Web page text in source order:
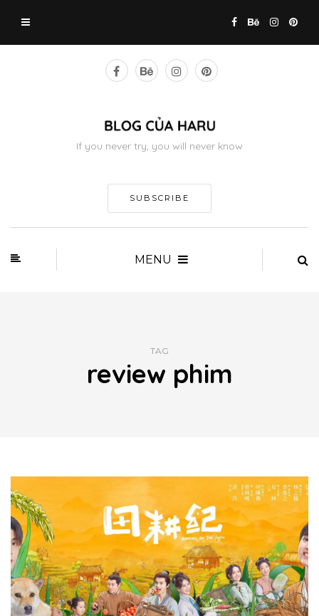
If you never try, you will never know
SUBSCRIBE
MENU
TAG
review phim